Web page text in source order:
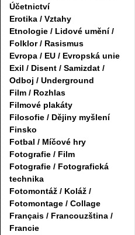
Účetnictví
Erotika / Vztahy
Etnologie / Lidové umění /
Folklor / Rasismus
Evropa / EU / Evropská unie
Exil / Disent / Samizdat /
Odboj / Underground
Film / Rozhlas
Filmové plakáty
Filosofie / Dějiny myšlení
Finsko
Fotbal / Míčové hry
Fotografie / Film
Fotografie / Fotografická
technika
Fotomontáž / Koláž /
Fotomontage / Collage
Français / Francouzština /
Francie